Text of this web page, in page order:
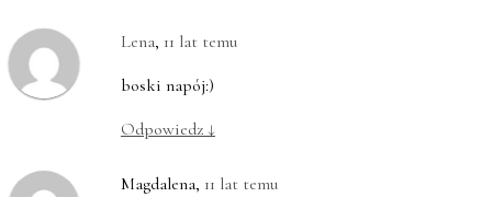
Lena, 11 lat temu
boski napój:)
Odpowiedz ↓
Magdalena, 11 lat temu